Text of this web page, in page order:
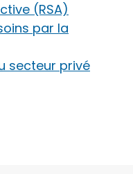
(RSA)
par la
secteur privé